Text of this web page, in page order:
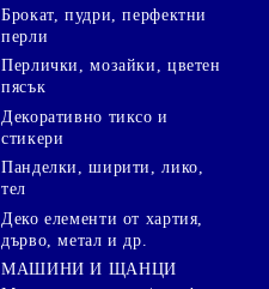
Брокат, пудри, перфектни
перли
Перлички, мозайки, цветен
пясък
Декоративно тиксо и
стикери
Панделки, ширити, лико,
тел
Деко елементи от хартия,
дърво, метал и др.
МАШИНИ И ЩАНЦИ